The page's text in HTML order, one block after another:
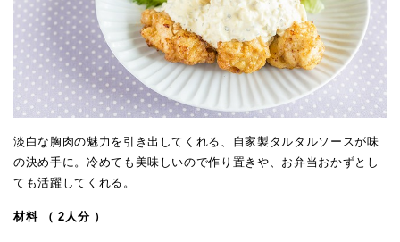
淡白な胸肉の魅力を引き出してくれる、自家製タルタルソースが味
の決め手に。冷めても美味しいので作り置きや、お弁当おかずとし
ても活躍してくれる。
材料 （ 2人分 ）